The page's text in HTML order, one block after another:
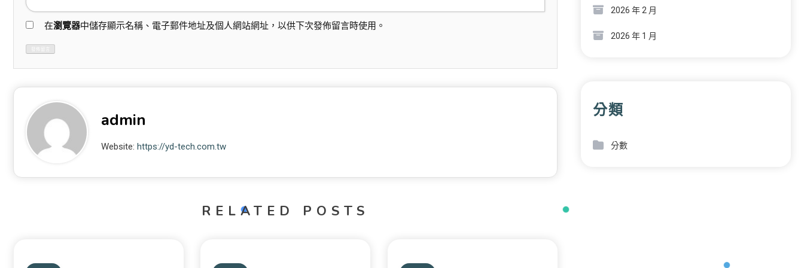
在瀏覽器中儲存顯示名稱、電子郵件地址及個人網站網址，以供下次發佈留言時使用。
admin
Website: https://yd-tech.com.tw
RELATED POSTS
2026 年 2 月
2026 年 1 月
分類
分數